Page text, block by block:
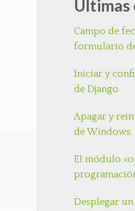
Últimas
Campo de
formulario
Iniciar y
de Django
Apagar y
de Windows
El módulo
Desplegar